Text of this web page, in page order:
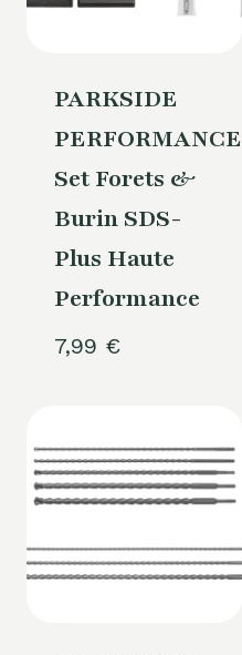
PARKSIDE
PERFORMANCE®
Set Forets &
Burin SDS-
Plus Haute
Performance
7,99 €